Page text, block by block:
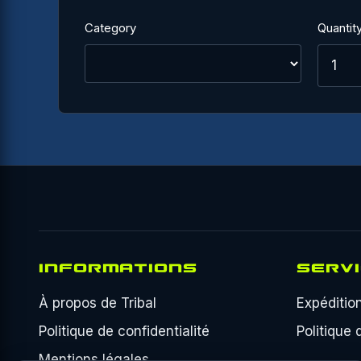
Category
INFORMATIONS
À propos de Tribal
Politique de confidentialité
Politique